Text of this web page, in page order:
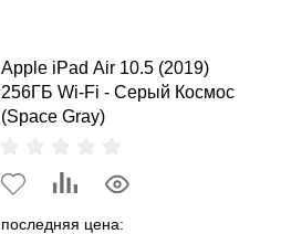
Apple iPad Air 10.5 (2019)
256ГБ Wi-Fi - Серый Космос
(Space Gray)
последняя цена: